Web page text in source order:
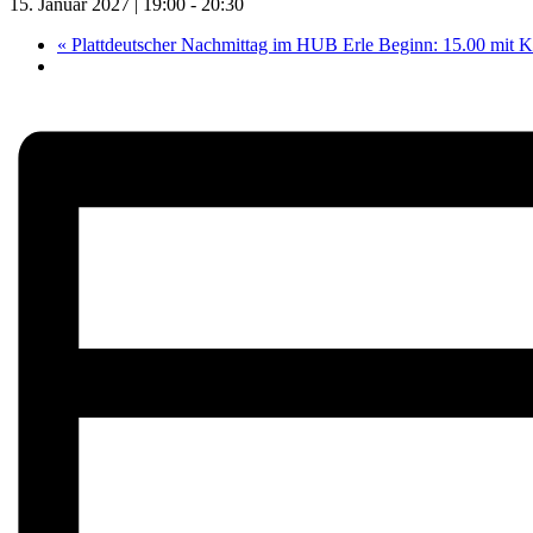
« Plattdeutscher Nachmittag im HUB Erle Beginn: 15.00 mit